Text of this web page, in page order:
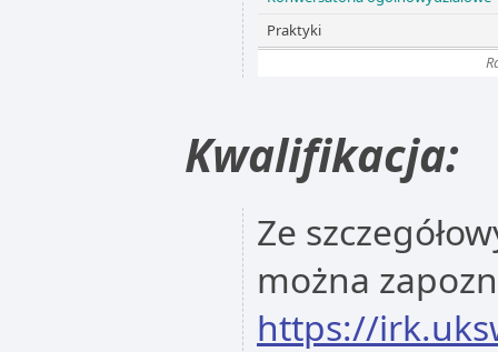
Praktyki
Kwalifikacja:
Ze
można
https://